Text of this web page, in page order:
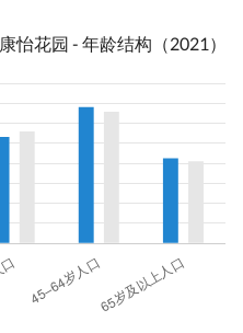
康怡花园 - 年龄结构（2021）